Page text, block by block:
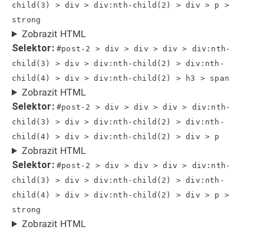
child(3) > div > div:nth-child(2) > div > p >
strong
Zobrazit HTML
Selektor: #post-2 > div > div > div > div:nth-
child(3) > div > div:nth-child(2) > div:nth-
child(4) > div > div:nth-child(2) > h3 > span
Zobrazit HTML
Selektor: #post-2 > div > div > div > div:nth-
child(3) > div > div:nth-child(2) > div:nth-
child(4) > div > div:nth-child(2) > div > p
Zobrazit HTML
Selektor: #post-2 > div > div > div > div:nth-
child(3) > div > div:nth-child(2) > div:nth-
child(4) > div > div:nth-child(2) > div > p >
strong
Zobrazit HTML